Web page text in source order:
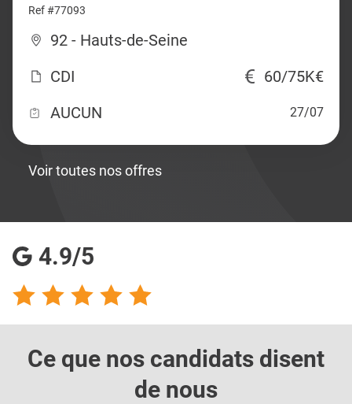
Ref #77093
92 - Hauts-de-Seine
CDI
60/75K€
AUCUN
27/07
Voir toutes nos offres
4.9/5
Ce que nos candidats disent
de nous